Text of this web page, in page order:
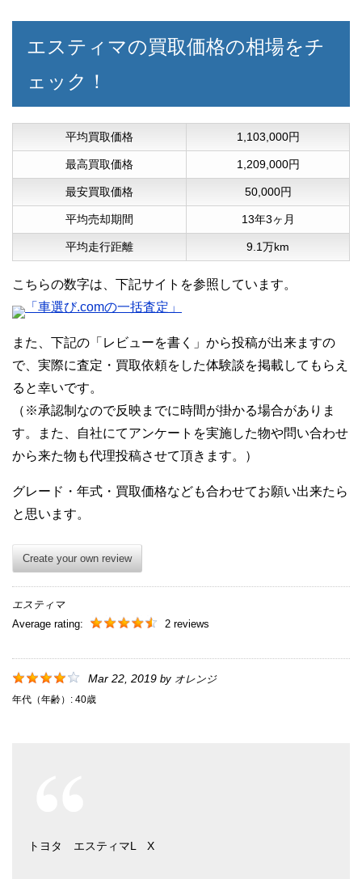
エスティマの買取価格の相場をチ
ェック！
平均買取価格 1,103,000円
最高買取価格 1,209,000円
最安買取価格 50,000円
平均売却期間 13年3ヶ月
平均走行距離 9.1万km
こちらの数字は、下記サイトを参照しています。
「車選び.comの一括査定」
また、下記の「レビューを書く」から投稿が出来ますの
で、実際に査定・買取依頼をした体験談を掲載してもらえ
ると幸いです。
（※承認制なので反映までに時間が掛かる場合がありま
す。また、自社にてアンケートを実施した物や問い合わせ
から来た物も代理投稿させて頂きます。）
グレード・年式・買取価格なども合わせてお願い出来たら
と思います。
Create your own review
エスティマ
Average rating:
2 reviews
Mar 22, 2019 by オレンジ
年代（年齢）: 40歳
トヨタ エスティマL X